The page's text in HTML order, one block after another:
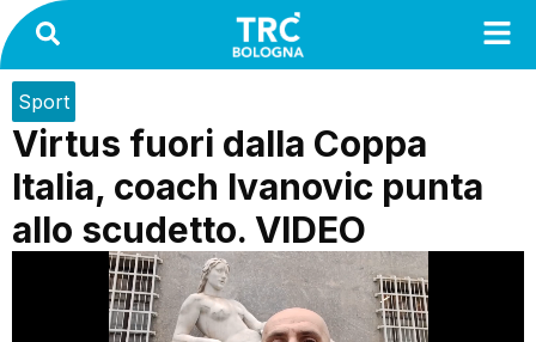
Sport
Virtus fuori dalla Coppa
Italia, coach Ivanovic punta
allo scudetto. VIDEO